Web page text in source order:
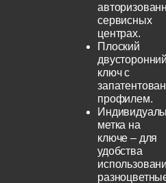
сервисных
центрах.
Плоский
ключ с
профилем.
метка на
ключе – для
удобства